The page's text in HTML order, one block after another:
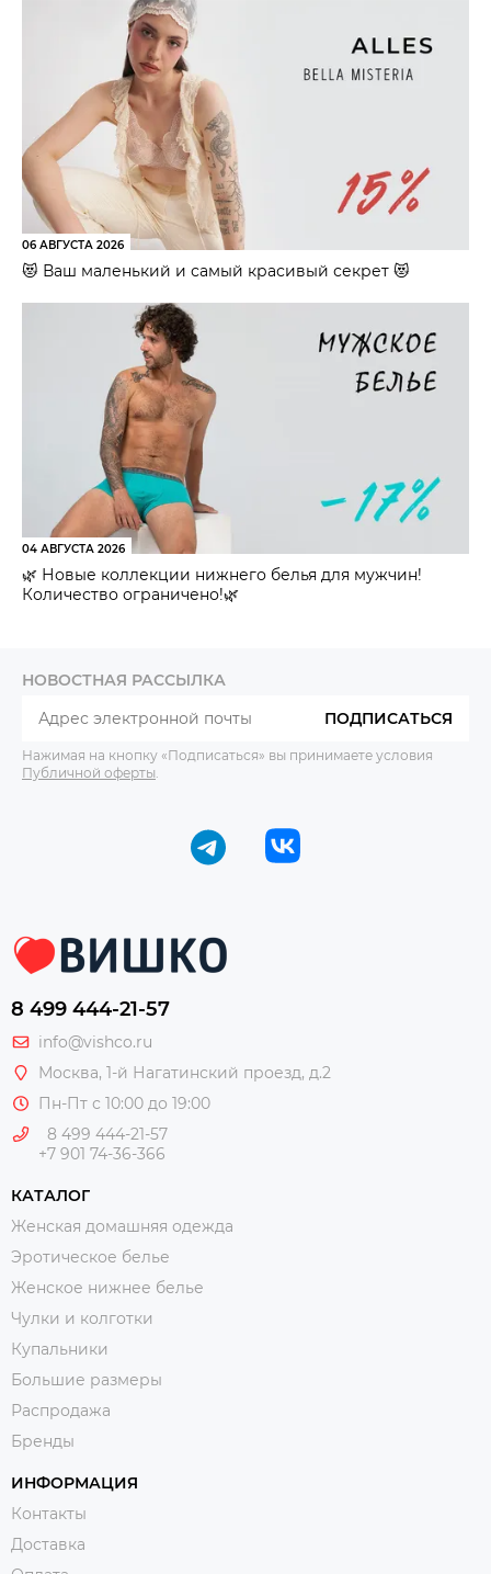
06 АВГУСТА 2026
😻 Ваш маленький и самый красивый секрет 😻
04 АВГУСТА 2026
🌿 Новые коллекции нижнего белья для мужчин!
Количество ограничено!🌿
НОВОСТНАЯ РАССЫЛКА
ПОДПИСАТЬСЯ
Нажимая на кнопку «Подписаться» вы принимаете условия
Публичной оферты
8 499 444-21-57
info@vishco.ru
Москва, 1-й Нагатинский проезд, д.2
Пн-Пт с 10:00 до 19:00
8 499 444-21-57
+7 901 74-36-366
КАТАЛОГ
Женская домашняя одежда
Эротическое белье
Женское нижнее белье
Чулки и колготки
Купальники
Большие размеры
Распродажа
Бренды
ИНФОРМАЦИЯ
Контакты
Доставка